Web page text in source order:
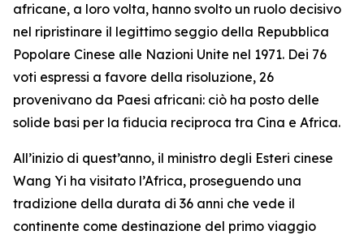
africane, a loro volta, hanno svolto un ruolo decisivo
nel ripristinare il legittimo seggio della Repubblica
Popolare Cinese alle Nazioni Unite nel 1971. Dei 76
voti espressi a favore della risoluzione, 26
provenivano da Paesi africani: ciò ha posto delle
solide basi per la fiducia reciproca tra Cina e Africa.
All’inizio di quest’anno, il ministro degli Esteri cinese
Wang Yi ha visitato l’Africa, proseguendo una
tradizione della durata di 36 anni che vede il
continente come destinazione del primo viaggio